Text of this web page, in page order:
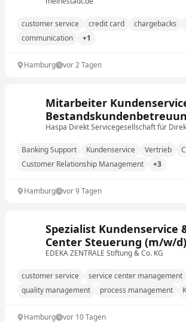
willkommen
customer service credit card chargebacks
communication
+1
Hamburg vor 2 Tagen
Mitarbeiter
(m/w/d)
Banking Support Kundenservice Vertrieb
Customer Relationship Management
+3
Hamburg vor 9 Tagen
Spezialist Kundenservice
Center Steuerung (m/w/d)
EDEKA ZENTRALE Stiftung & Co. KG
customer service
service center management
quality management
process management
Hamburg vor 10 Tagen